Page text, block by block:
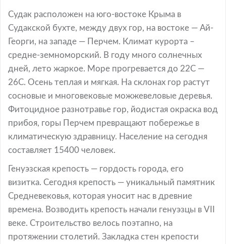
Судак расположен на юго-востоке Крыма в
Судакской бухте, между двух гор, на востоке — Ай-
Георги, на западе — Перчем. Климат курорта –
средне-земноморский. В году много солнечных
дней, лето жаркое. Море прогревается до 22С —
26С. Осень теплая и мягкая. На склонах гор растут
сосновые и многовековые можжевеловые деревья.
Фитоцидное разнотравье гор, йодистая окраска вод
прибоя, горы Перчем превращают побережье в
климатическую здравницу. Население на сегодня
составляет 15400 человек.
Генуэзская крепость — гордость города, его
визитка. Сегодня крепость — уникальный памятник
Средневековья, которая уносит нас в древние
времена. Возводить крепость начали генуэзцы в VII
веке. Строительство велось поэтапно, на
протяжении столетий. Закладка стен крепости